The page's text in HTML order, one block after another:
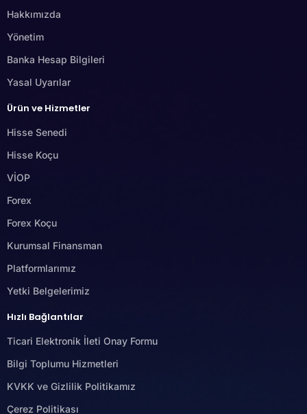
Hakkımızda
Yönetim
Banka Hesap Bilgileri
Yasal Uyarılar
Ürün ve Hizmetler
Hisse Senedi
Hisse Koçu
VİOP
Forex
Forex Koçu
Kurumsal Finansman
Platformlarımız
Yetki Belgelerimiz
Hızlı Bağlantılar
Ticari Elektronik İleti Onay Formu
Bilgi Toplumu Hizmetleri
KVKK ve Gizlilik Politikamız
Çerez Politikası